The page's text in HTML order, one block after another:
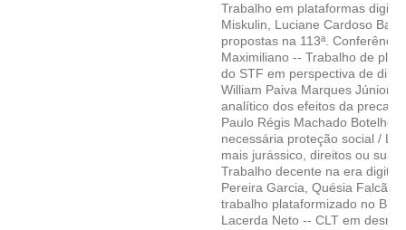
Trabalho em plataformas
Miskulin, Luciane Cardoso
propostas na 113ª.
Maximiliano -- Trabalho de
do STF em perspectiva de
William Paiva Marques Júnior,
analítico dos efeitos da
Paulo Régis Machado Botelho,
necessária proteção social /
mais jurássico, direitos ou sua
Trabalho decente na era
Pereira Garcia, Quésia Falcão
trabalho plataformizado no
Lacerda Neto -- CLT em